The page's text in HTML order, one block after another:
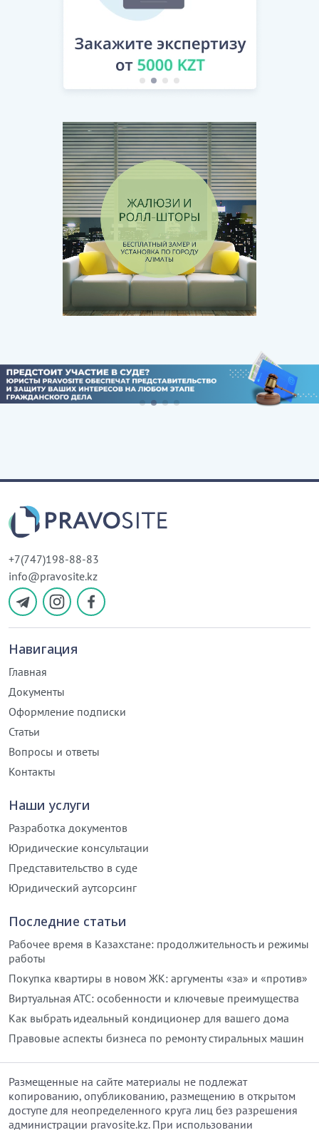
+7(747)198-88-83
info@pravosite.kz
Навигация
Главная
Документы
Оформление подписки
Статьи
Вопросы и ответы
Контакты
Наши услуги
Разработка документов
Юридические консультации
Представительство в суде
Юридический аутсорсинг
Последние статьи
Рабочее время в Казахстане: продолжительность и режимы
работы
Покупка квартиры в новом ЖК: аргументы «за» и «против»
Виртуальная АТС: особенности и ключевые преимущества
Как выбрать идеальный кондиционер для вашего дома
Правовые аспекты бизнеса по ремонту стиральных машин
Размещенные на сайте материалы не подлежат
копированию, опубликованию, размещению в открытом
доступе для неопределенного круга лиц без разрешения
администрации pravosite.kz. При использовании